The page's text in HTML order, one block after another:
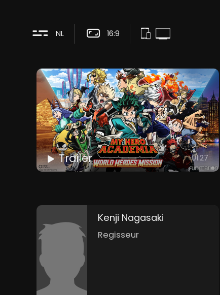
NL 16:9
Trailer 01:27
Kenji Nagasaki
Regisseur